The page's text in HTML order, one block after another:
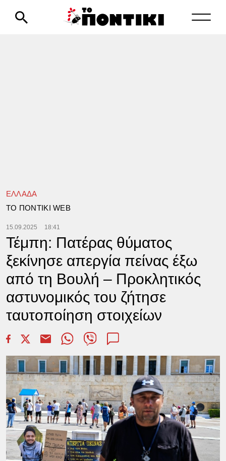
ΕΛΛΑΔΑ
TΟ ΠΟΝΤΙΚΙ WEB
15.09.2025 18:41
Τέμπη: Πατέρας θύματος
ξεκίνησε απεργία πείνας έξω
από τη Βουλή – Προκλητικός
αστυνομικός του ζήτησε
ταυτοποίηση στοιχείων